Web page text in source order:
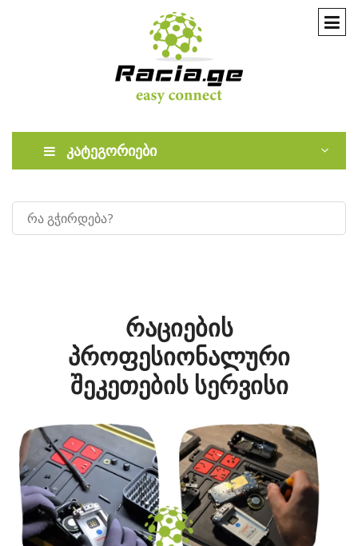
კატეგორიები
რაციების
პროფესიონალური
შეკეთების სერვისი